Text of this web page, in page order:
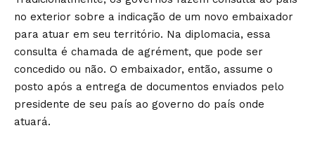
no exterior sobre a indicação de um novo embaixador
para atuar em seu território. Na diplomacia, essa
consulta é chamada de agrément, que pode ser
concedido ou não. O embaixador, então, assume o
posto após a entrega de documentos enviados pelo
presidente de seu país ao governo do país onde
atuará.